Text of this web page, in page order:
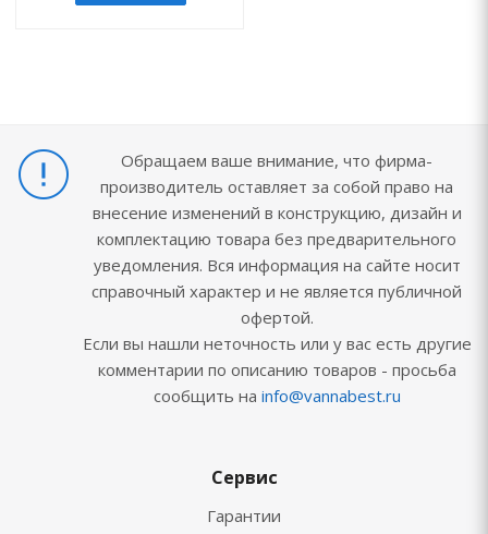
Обращаем ваше внимание, что фирма-
производитель оставляет за собой право на
внесение изменений в конструкцию, дизайн и
комплектацию товара без предварительного
уведомления. Вся информация на сайте носит
справочный характер и не является публичной
офертой.
Если вы нашли неточность или у вас есть другие
комментарии по описанию товаров - просьба
сообщить на info@vannabest.ru
Сервис
Гарантии